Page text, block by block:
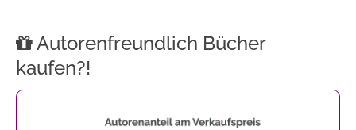
Autorenfreundlich Bücher
kaufen?!